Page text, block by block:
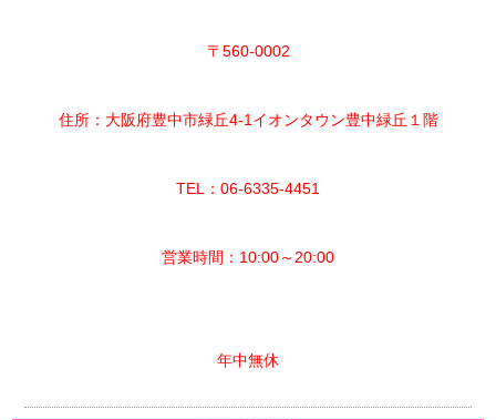
〒560-0002
住所：大阪府豊中市緑丘4-1イオンタウン豊中緑丘１階
TEL：06-6335-4451
営業時間：10:00～20:00
年中無休